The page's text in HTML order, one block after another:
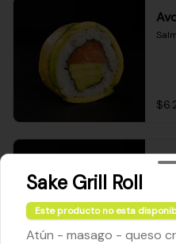
Sake Grill Roll
Este producto no esta
Atún - masago - queso